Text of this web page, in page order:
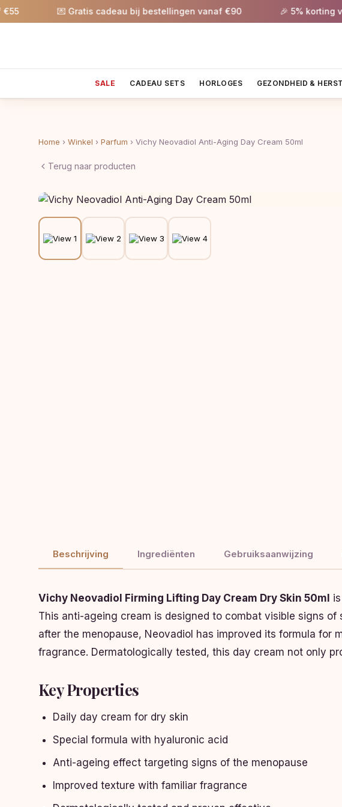
💌 Gratis cadeau bij bestellingen vanaf €90 🎉 5% korting
SALE CADEAU SETS HORLOGES GEZONDHEID &
Home › Winkel › Parfum › Vichy Neovadiol Anti-Aging Day Cream 50ml
Terug naar producten
Beschrijving Ingrediënten Gebruiksaanwijzing
Vichy Neovadiol Firming Lifting Day Cream Dry Skin 50ml
This anti-ageing cream is designed to combat visible signs
after the menopause, Neovadiol has improved its formula
fragrance. Dermatologically tested, this day cream not only
Key Properties
Daily day cream for dry skin
Special formula with hyaluronic acid
Anti-ageing effect targeting signs of the menopause
Improved texture with familiar fragrance